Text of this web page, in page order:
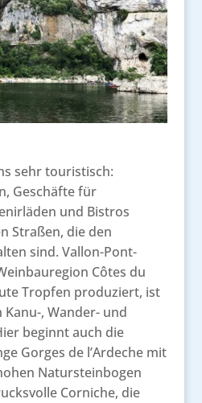
sehr touristisch:
Geschäfte für
und Bistros
Straßen, die den
sind. Vallon-Pont-
Côtes du
Tropfen produziert, ist
, Wander- und
beginnt auch die
Gorges de l’Ardeche mit
Natursteinbogen
Corniche, die